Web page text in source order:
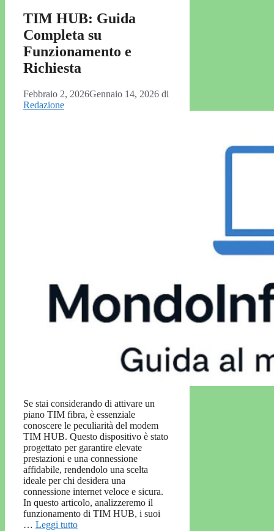
TIM HUB: Guida
Completa su
Funzionamento e
Richiesta
Febbraio 2, 2026Gennaio 14, 2026 di
Redazione
Se stai considerando di attivare un
piano TIM fibra, è essenziale
conoscere le peculiarità del modem
TIM HUB. Questo dispositivo è stato
progettato per garantire elevate
prestazioni e una connessione
affidabile, rendendolo una scelta
ideale per chi desidera una
connessione internet veloce e sicura.
In questo articolo, analizzeremo il
funzionamento di TIM HUB, i suoi
… Leggi tutto